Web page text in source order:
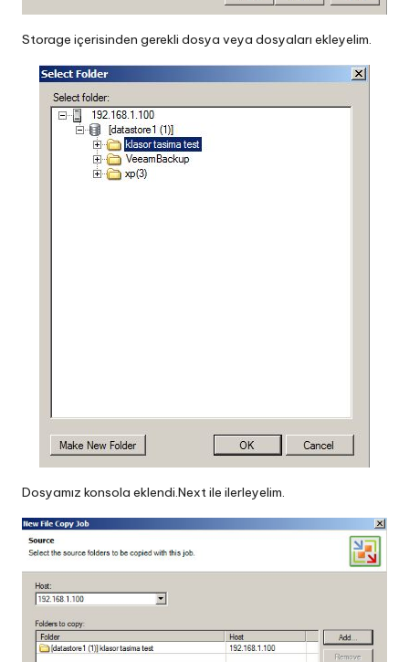
Storage içerisinden gerekli dosya veya dosyaları ekleyelim.
Dosyamız konsola eklendi.Next ile ilerleyelim.